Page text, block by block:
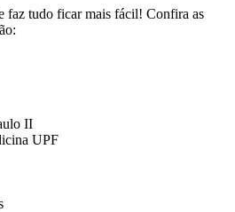
faz tudo ficar mais fácil! Confira as
II
UPF